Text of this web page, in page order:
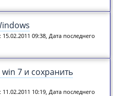
09:38, Дата последнего
7 и сохранить
10:19, Дата последнего